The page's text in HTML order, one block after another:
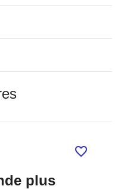
plus